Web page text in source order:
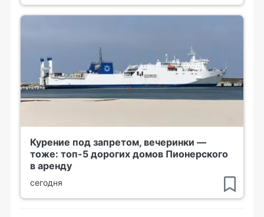
Курение под запретом, вечеринки —
тоже: топ-5 дорогих домов Пионерского
в аренду
сегодня